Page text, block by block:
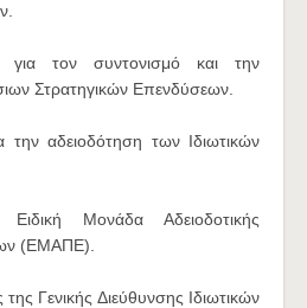
τον συντονισμό και την
Στρατηγικών Επενδύσεων.
αδειοδότηση των Ιδιωτικών
Μονάδα Αδειοδοτικής
(ΕΜΑΠΕ).
της Γενικής Διεύθυνσης Ιδιωτικών